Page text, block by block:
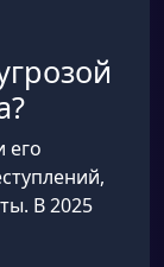
его
В 2025